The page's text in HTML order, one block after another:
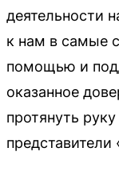
деятельности
к нам в самые
помощью и
оказанное
протянуть